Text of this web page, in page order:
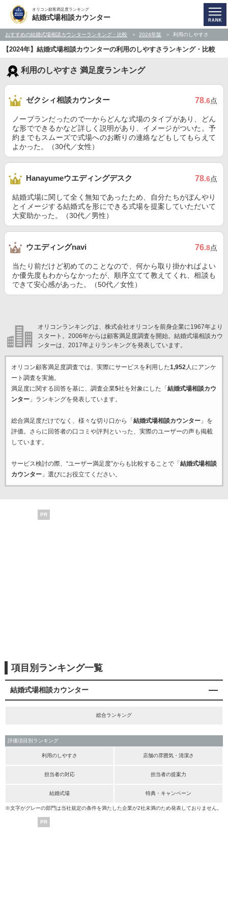
オリコン顧客満足度ランキング
結婚式場相談カウンター
おすすめの結婚式場相談カウンターランキング・比較 2024年版 利用のしやすさ
【2024年】結婚式場相談カウンターの利用のしやすさランキング・比較
利用のしやすさ 満足度ランキング
ゼクシィ相談カウンター 78.6点
ノープランだったので一からどんな式場のタイプがあり、どん
な形でできるかなど詳しく説明があり、イメージがついた。予
約までもスムーズで式場へのお断りの連絡などもしてもらえて
よかった。（30代／女性）
Hanayumeウエディングデスク 78.6点
結婚式場に関して全く無知であったため、自分たちがぼんやり
とイメージする結婚式を形にできる式場を提案していただいて
大変助かった。（30代／男性）
ウエディングnavi 76.8点
当たり前だけど初めてのことなので、何から取り掛かればよい
か優先度もわからなかったが、順序立てて教えてくれ、相談も
できて安心感があった。（50代／女性）
オリコンランキングは、株式会社オリコンを前身企業に1967年より
スタート。2006年からは顧客満足度調査を開始。結婚式場相談カウ
ンターは、2017年よりランキングを発表しています。
オリコン顧客満足度調査では、実際にサービスを利用した1,952人にアンケ
ート調査を実施。
満足度に関する回答を基に、調査企業5社を対象にした「 結婚式場相談カウ
ンター」ランキングを発表しています。
総合満足度だけでなく、様々な切り口から「 結婚式場相談カウンター」を
評価。さらに回答者の口コミや評判といった、実際のユーザーの声も掲載
しています。
サービス検討の際、“ユーザー満足度”からも比較することで「 結婚式場相談
カウンター」選びにお役立てください。
PR
項目別ランキング一覧
結婚式場相談カウンター
総合ランキング
評価項目別ランキング
利用のしやすさ 店舗の雰囲気・清潔さ
担当者の対応 担当者の提案力
結婚式場 特典・キャンペーン
※文字がグレーの部門は当社規定の条件を満たした企業が2社未満のため発表しておりません。
PR